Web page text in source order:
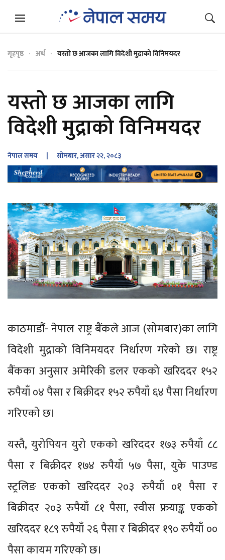
गृहपृष्ठ अर्थ यस्तो छ आजका लागि विदेशी मुद्राको विनिमयदर
यस्तो छ आजका लागि
विदेशी मुद्राको विनिमयदर
नेपाल समय | सोमबार, असार २२, २०८३
काठमाडौं- नेपाल राष्ट्र बैंकले आज (सोमबार)का लागि
विदेशी मुद्राको विनिमयदर निर्धारण गरेको छ। राष्ट्र
बैंकका अनुसार अमेरिकी डलर एकको खरिददर १५२
रुपैयाँ ०४ पैसा र बिक्रीदर १५२ रुपैयाँ ६४ पैसा निर्धारण
गरिएको छ।
यस्तै, युरोपियन युरो एकको खरिददर १७३ रुपैयाँ ८८
पैसा र बिक्रीदर १७४ रुपैयाँ ५७ पैसा, युके पाउण्ड
स्ट्रलिङ एकको खरिददर २०३ रुपैयाँ ०१ पैसा र
बिक्रीदर २०३ रुपैयाँ ८१ पैसा, स्वीस फ्रयाङ्क एकको
खरिददर १८९ रुपैयाँ २६ पैसा र बिक्रीदर १९० रुपैयाँ ००
पैसा कायम गरिएको छ।